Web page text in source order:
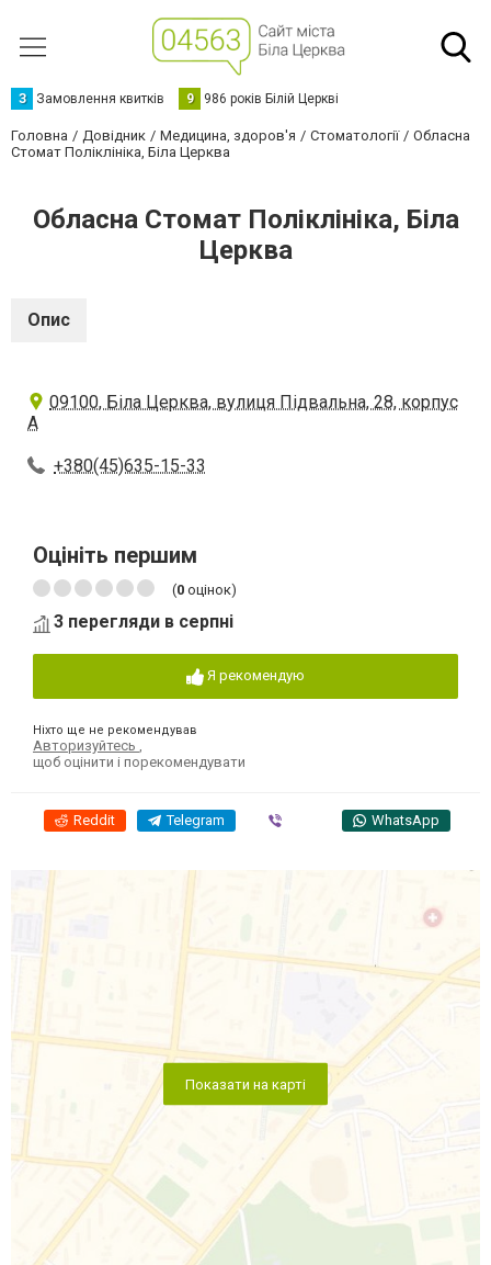
З Замовлення квитків 9 986 років Білій Церкві
Головна Довідник Медицина, здоров'я Стоматології
Обласна
Стомат Поліклініка, Біла Церква
Обласна Стомат Поліклініка, Біла
Церква
Опис
09100, Біла Церква, вулиця Підвальна, 28, корпус
А
+380(45)635-15-33
Оцініть першим
(0 оцінок)
3 перегляди в серпні
Я рекомендую
Ніхто ще не рекомендував
Авторизуйтесь
щоб оцінити і порекомендувати
Reddit Telegram WhatsApp
Показати на карті